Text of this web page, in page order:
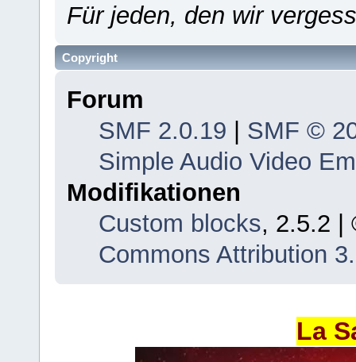
Für jeden, den wir
Copyright
Forum
SMF 2.0.19
SMF ©
Simple Audio Video
Modifikationen
Custom blocks, 2.5.2 |
Commons Attribution
La